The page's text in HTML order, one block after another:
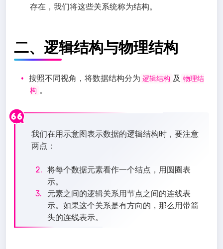
存在，我们将这些关系统称为结构。
二、逻辑结构与物理结构
按照不同视角，将数据结构分为 逻辑结构 及 物理结
构 。
我们在用示意图表示数据的逻辑结构时，要注意
两点：
将每个数据元素看作一个结点，用圆圈表
示。
元素之间的逻辑关系用节点之间的连线表
示。如果这个关系是有方向的，那么用带箭
头的连线表示。